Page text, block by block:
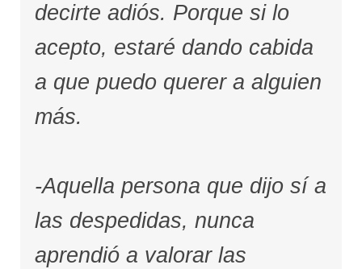
decirte adiós. Porque si lo
acepto, estaré dando cabida
a que puedo querer a alguien
más.
-Aquella persona que dijo sí a
las despedidas, nunca
aprendió a valorar las